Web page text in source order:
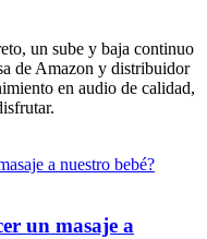
un sube y baja continuo
de Amazon y distribuidor
en audio de calidad,
un masaje a